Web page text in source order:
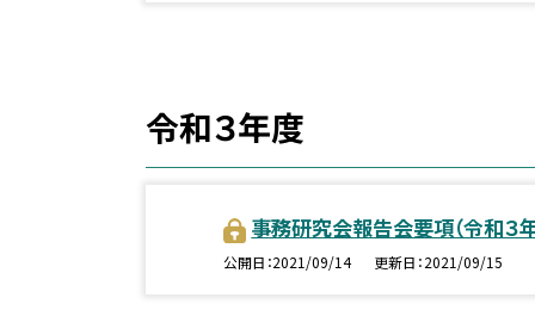
令和３年度
事務研究会報告会要項（令和３年
公開日 2021/09/14 更新日 2021/09/15